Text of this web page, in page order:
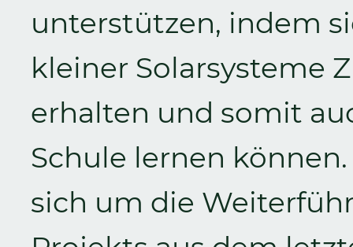
unterstützen, indem
kleiner Solarsysteme
erhalten und somit
Schule lernen
sich um die